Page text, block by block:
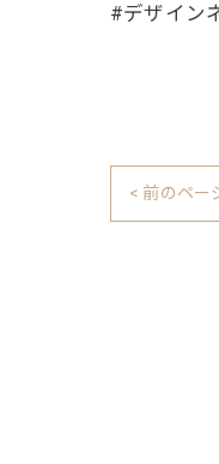
#デザイン
< 前のペー